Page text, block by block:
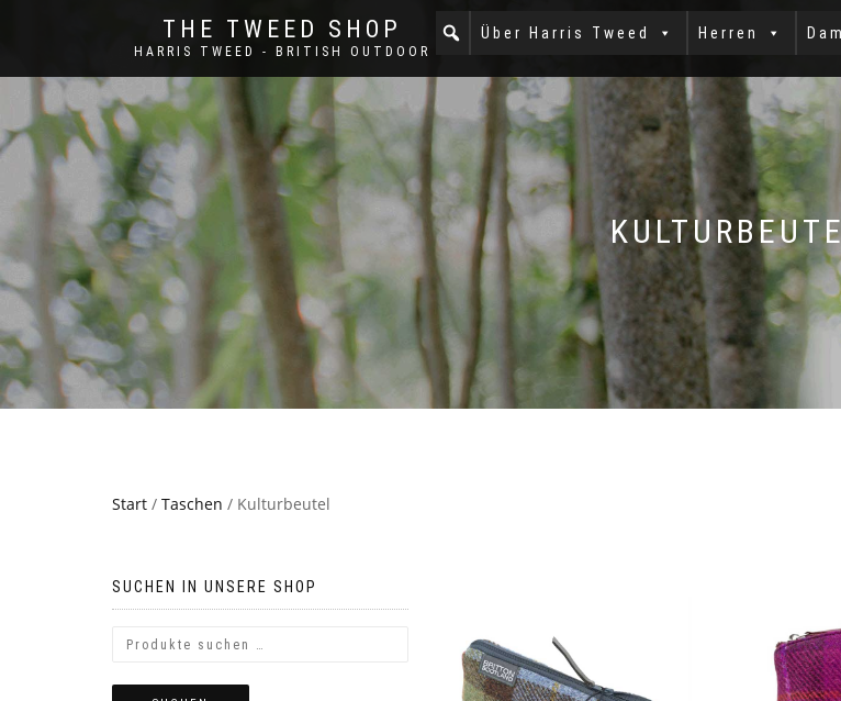
THE TWEED SHOP
HARRIS TWEED - BRITISH OUTDOOR
Über Harris Tweed Herren
Start / Taschen / Kulturbeutel
SUCHEN IN UNSERE SHOP